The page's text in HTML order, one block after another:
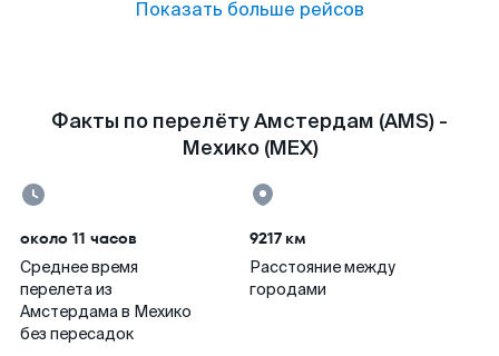
Показать больше рейсов
Факты по перелёту Амстердам (AMS) -
Мехико (MEX)
около 11 часов
Среднее время
перелета из
Амстердама в Мехико
без пересадок
9217 км
Расстояние между
городами